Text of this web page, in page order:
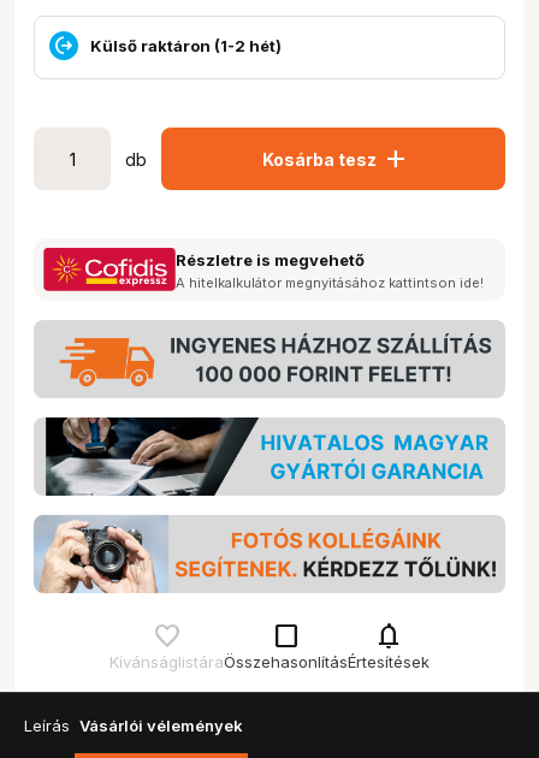
Külső raktáron (1-2 hét)
db Kosárba tesz add
Részletre is megvehető
A hitelkalkulátor megnyitásához kattintson ide!
Kívánságlistára
check_box_outline_blank
Összehasonlítás
notifications
Értesítések
Leírás Vásárlói vélemények